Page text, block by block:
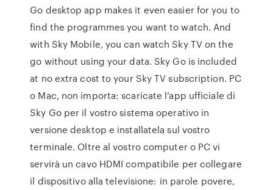
Go desktop app makes it even easier for you to
find the programmes you want to watch. And
with Sky Mobile, you can watch Sky TV on the
go without using your data. Sky Go is included
at no extra cost to your Sky TV subscription. PC
o Mac, non importa: scaricate l’app ufficiale di
Sky Go per il vostro sistema operativo in
versione desktop e installatela sul vostro
terminale. Oltre al vostro computer o PC vi
servirà un cavo HDMI compatibile per collegare
il dispositivo alla televisione: in parole povere,